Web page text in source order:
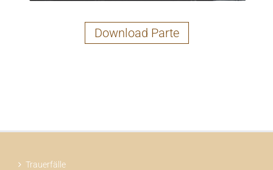
Download Parte
Trauerfälle